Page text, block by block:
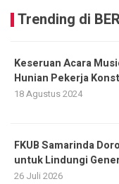
Trending di
Keseruan Acara
Hunian Pekerja
18 Agustus 2024
FKUB Samarinda
untuk Lindungi
26 Juli 2026